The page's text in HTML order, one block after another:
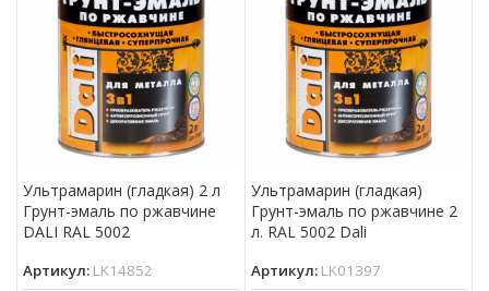
Ультрамарин (гладкая) 2 л
Грунт-эмаль по ржавчине
DALI RAL 5002
Артикул: LK14852
Ультрамарин (гладкая)
Грунт-эмаль по ржавчине 2
л. RAL 5002 Dali
Артикул: LK01397